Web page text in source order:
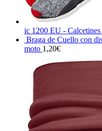
ic 1200 EU -
Braga de Cuello con
moto 1,20€